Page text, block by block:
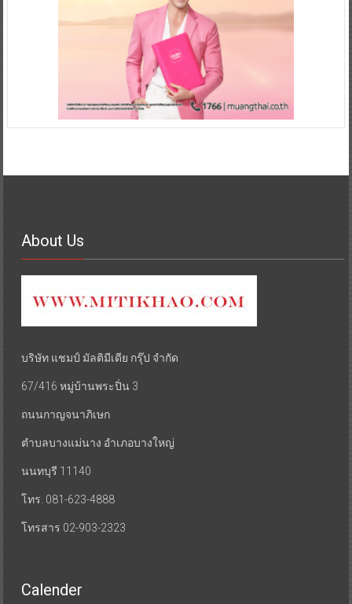
About Us
บริษัท แชมป์ มัลติมีเดีย กรุ๊ป จำกัด
67/416 หมู่บ้านพระปิ่น 3
ถนนกาญจนาภิเษก
ตำบลบางแม่นาง อำเภอบางใหญ่
นนทบุรี 11140
โทร. 081-623-4888
โทรสาร 02-903-2323
Calender